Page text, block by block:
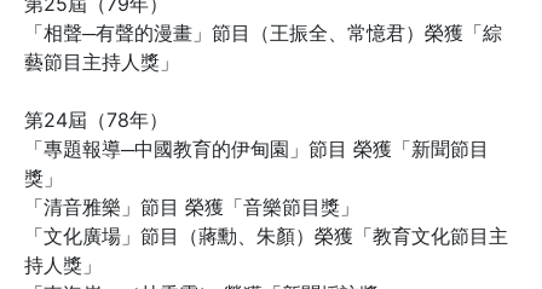
「相聲─有聲的漫畫」節目（王振全、常憶君）榮獲「綜
藝節目主持人獎」
第24屆（78年）
「專題報導─中國教育的伊甸園」節目 榮獲「新聞節目
獎」
「清音雅樂」節目 榮獲「音樂節目獎」
「文化廣場」節目（蔣勳、朱顏）榮獲「教育文化節目主
持人獎」